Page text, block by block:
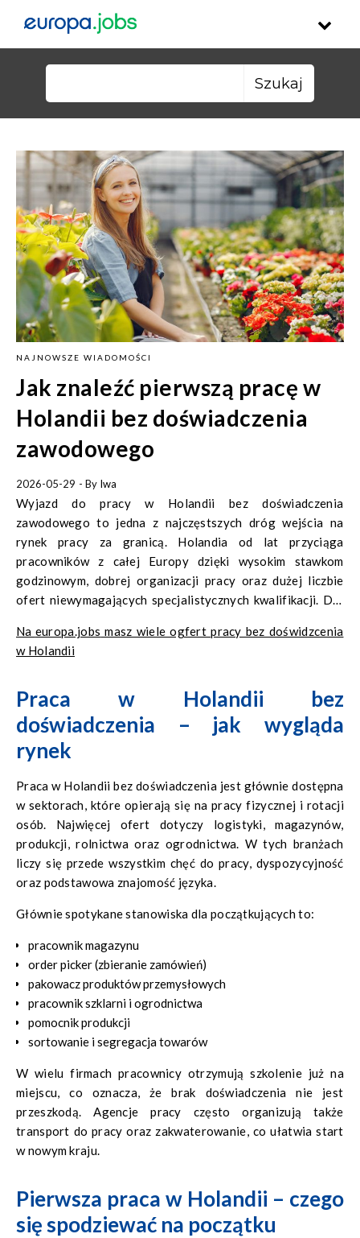
NAJNOWSZE WIADOMOŚCI
Jak znaleźć pierwszą pracę w
Holandii bez doświadczenia
zawodowego
2026-05-29 - By Iwa
Wyjazd do pracy w Holandii bez doświadczenia
zawodowego to jedna z najczęstszych dróg wejścia na
rynek pracy za granicą. Holandia od lat przyciąga
pracowników z całej Europy dzięki wysokim stawkom
godzinowym, dobrej organizacji pracy oraz dużej liczbie
ofert niewymagających specjalistycznych kwalifikacji. Dla
zdobycia międzynarodowego doświadczenia.
Na europa.jobs masz wiele ogfert pracy bez doświdzcenia
w Holandii
Praca w Holandii bez
doświadczenia – jak wygląda
rynek
Praca w Holandii bez doświadczenia jest głównie dostępna
w sektorach, które opierają się na pracy fizycznej i rotacji
osób. Najwięcej ofert dotyczy logistyki, magazynów,
produkcji, rolnictwa oraz ogrodnictwa. W tych branżach
liczy się przede wszystkim chęć do pracy, dyspozycyjność
oraz podstawowa znajomość języka.
Głównie spotykane stanowiska dla początkujących to:
pracownik magazynu
order picker (zbieranie zamówień)
pakowacz produktów przemysłowych
pracownik szklarni i ogrodnictwa
pomocnik produkcji
sortowanie i segregacja towarów
W wielu firmach pracownicy otrzymują szkolenie już na
miejscu, co oznacza, że brak doświadczenia nie jest
przeszkodą. Agencje pracy często organizują także
transport do pracy oraz zakwaterowanie, co ułatwia start
w nowym kraju.
Pierwsza praca w Holandii – czego
się spodziewać na początku